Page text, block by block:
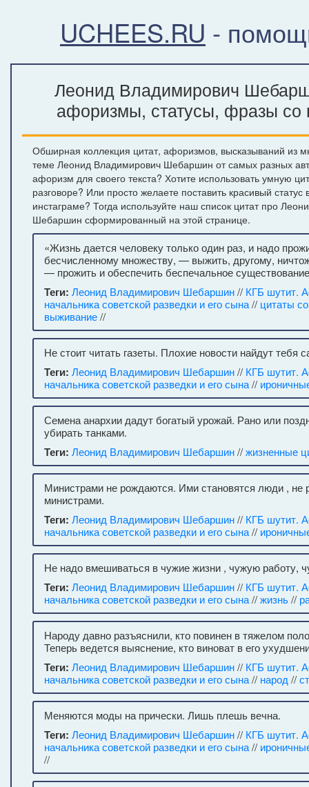
UCHEES.RU -
Леонид Владимирович
афоризмы, статусы, фразы со
Обширная коллекция цитат, афоризмов, высказываний из
теме Леонид Владимирович Шебаршин от самых разных
афоризм для своего текста? Хотите использовать умную
разговоре? Или просто желаете поставить красивый статус
инстаграме? Тогда используйте наш список цитат про
Шебаршин сформированный на этой странице.
«Жизнь дается человеку только один раз, и надо
бесчисленному множеству, — выжить, другому,
— прожить и обеспечить беспечальное
Теги: Леонид Владимирович Шебаршин// КГБ шутит.
начальника советской разведки и его сына// цитаты
выживание//
Не стоит читать газеты. Плохие новости найдут тебя
Теги: Леонид Владимирович Шебаршин// КГБ шутит.
начальника советской разведки и его сына//
Семена анархии дадут богатый урожай. Рано или
убирать танками.
Теги: Леонид Владимирович Шебаршин//жизненные
Министрами не рождаются. Ими становятся люди , не
министрами.
Теги: Леонид Владимирович Шебаршин// КГБ шутит.
начальника советской разведки и его сына//
Не надо вмешиваться в чужие жизни , чужую работу,
Теги: Леонид Владимирович Шебаршин// КГБ шутит.
начальника советской разведки и его сына//жизнь//
Народу давно разъяснили, кто повинен в тяжелом
Теперь ведется выяснение, кто виноват в его
Теги: Леонид Владимирович Шебаршин// КГБ шутит.
начальника советской разведки и его сына// народ //
Меняются моды на прически. Лишь плешь вечна.
Теги: Леонид Владимирович Шебаршин// КГБ шутит.
начальника советской разведки и его сына//
//